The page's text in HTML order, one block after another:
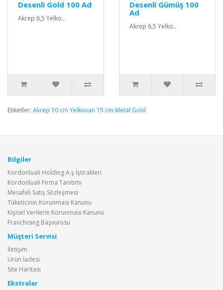
Desenli Gold 100 Ad
Akrep 6,5 Yelko..
Desenli Gümüş 100
Ad
Akrep 6,5 Yelko..
Etiketler: Akrep 10 cm Yelkovan 15 cm Metal Gold
Bilgiler
Kordonluali Holding A.ş İştirakleri
Kordonluali Firma Tanıtımı
Mesafeli Satış Sözleşmesi
Tüketicinin Korunması Kanunu
Kişisel Verilerin Korunması Kanunu
Franchising Başvurusu
Müşteri Servisi
İletişim
Ürün İadesi
Site Haritası
Ekstralar